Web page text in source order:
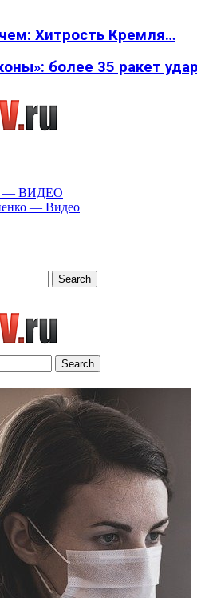
Хитрость Кремля…
более 35 ракет
— ВИДЕО
— Видео
Search
Search